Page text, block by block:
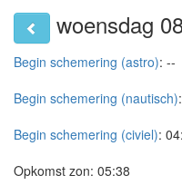
woensdag
Begin schemering (astro): --
Begin schemering (nautisch):
Begin schemering (civiel):
Opkomst zon: 05:38